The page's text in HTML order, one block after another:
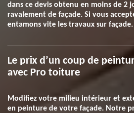
dans ce devis obtenu en moins de 2
ravalement de façade. Si vous
entamons vite les travaux sur façade.
Le prix d’un coup de
avec Pro toiture
Modifiez votre milieu intérieur et
en peinture de votre façade. Notre